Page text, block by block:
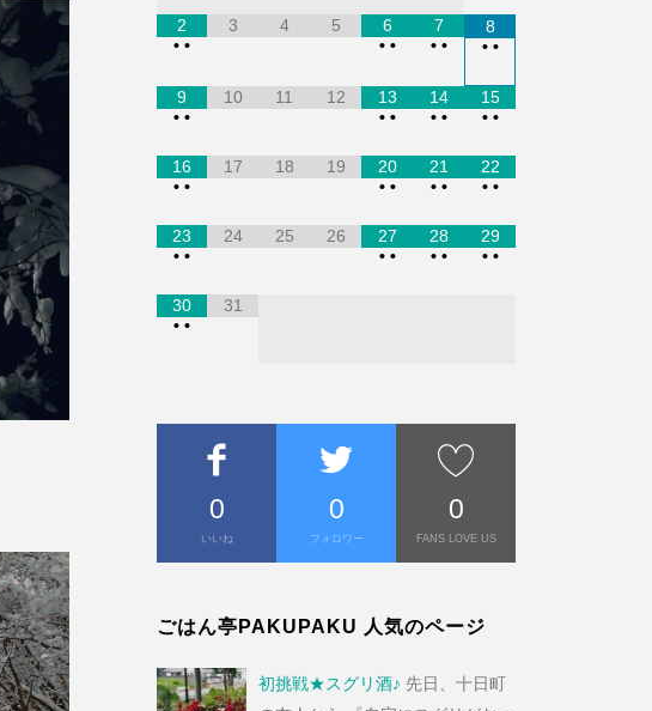
2
• •
3 4 5
6
• •
7
• •
8
• •
9
• •
10 11 12
13
• •
14
• •
15
• •
16
• •
17 18 19
20
• •
21
• •
22
• •
23
• •
24 25 26
27
• •
28
• •
29
• •
30
• •
31
0
いいね
0
フォロワー
0
FANS LOVE US
ごはん亭PAKUPAKU 人気のページ
初挑戦★スグリ酒♪ 先日、十日町